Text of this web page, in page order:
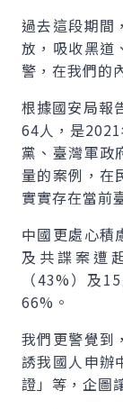
過去這段期間
放，吸收黑道
警，在我們的
根據國安局報
64人，是
黨、臺灣軍政
量的案例，在
實實存在當前
中國更處心積
及共諜案遭
（43%）及
66%。
我們更警覺到
誘我國人申辦
證」等，企圖